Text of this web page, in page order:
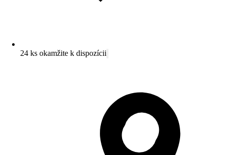
24 ks okamžite k dispozícii